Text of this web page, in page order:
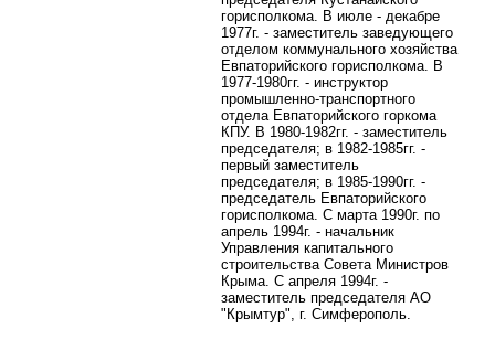
горисполкома. В июле - декабре
1977г. - заместитель заведующего
отделом коммунального хозяйства
Евпаторийского горисполкома. В
1977-1980гг. - инструктор
промышленно-транспортного
отдела Евпаторийского горкома
КПУ. В 1980-1982гг. - заместитель
председателя; в 1982-1985гг. -
первый заместитель
председателя; в 1985-1990гг. -
председатель Евпаторийского
горисполкома. С марта 1990г. по
апрель 1994г. - начальник
Управления капитального
строительства Совета Министров
Крыма. С апреля 1994г. -
заместитель председателя АО
"Крымтур", г. Симферополь.